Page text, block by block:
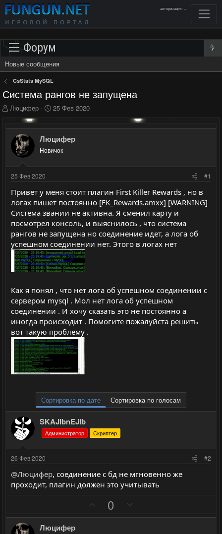
авторизация →
Форум
Новые сообщения
CsStats MySQL
Система рангов не запущена
А
в
р
т
м
ы
Люцифер
Д
а
н
а
а
25 Фев 2020
Люцифер
Новичок
25 Фев 2020 #1
Привет у меня стоит плагин First Killer Rewards , но в
логах пишет постоянно [FK_Rewards.amxx] [WARNING]
Система звании не активна. Я сменил карту и
посмотрел консоль, и выяснилось , что система
рангов не запущена но соединение идет, а лога об
успешном соединении нет. Этого в логах нет
Как я понял , что нет лога об успешном соединении с
сервером mysql . Мол нет лога об успешном
соединении . И хочу сказать это не постоянно а
иногда происходит . Помогите пожалуйста решить
вот такую проблему .
Сортировка по дате Сортировка по голосам
SKAJIbnEJIb
Администратор Скриптер
26 Фев 2020 #2
@Люцифер, соединение с бд не мгновенно же
проходит, плагин должен это учитывать
о
0
е
Люцифер